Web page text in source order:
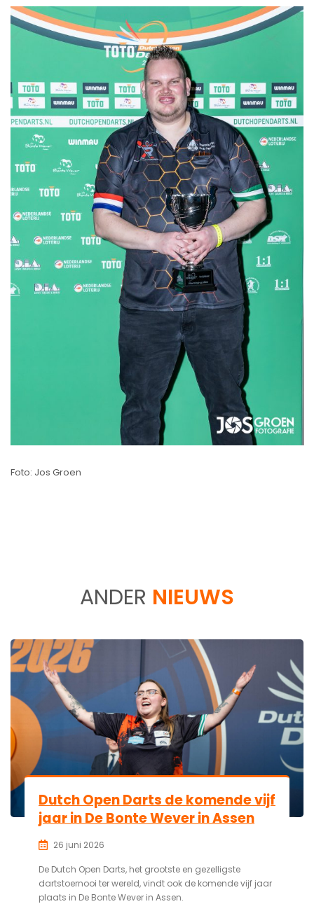
Foto: Jos Groen
ANDER NIEUWS
Dutch Open Darts de komende vijf
jaar in De Bonte Wever in Assen
26 juni 2026
De Dutch Open Darts, het grootste en gezelligste
dartstoernooi ter wereld, vindt ook de komende vijf jaar
plaats in De Bonte Wever in Assen.